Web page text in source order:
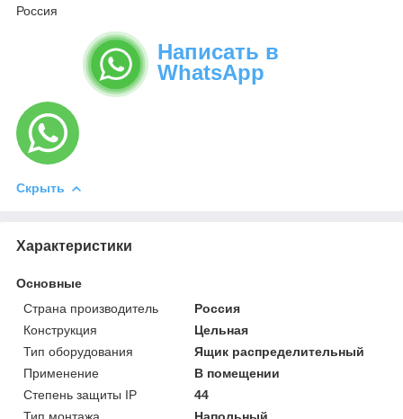
Россия
Написать в
WhatsApp
Скрыть
Характеристики
Основные
Страна производитель
Россия
Конструкция
Цельная
Тип оборудования
Ящик распределительный
Применение
В помещении
Степень защиты IP
44
Тип монтажа
Напольный